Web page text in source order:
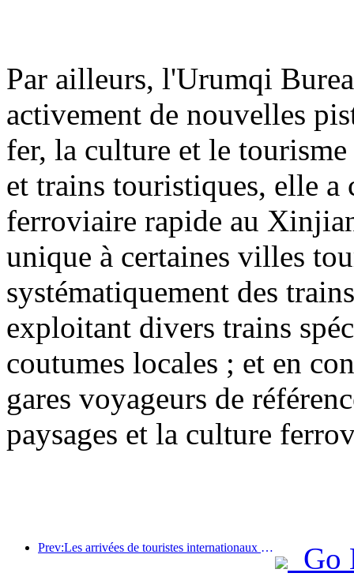
Par ailleurs, l'Urumqi
activement de nouvelles
fer, la culture et le
et trains touristiques, elle a
ferroviaire rapide au
unique à certaines villes
systématiquement des
exploitant divers trains
coutumes locales ; et en
gares voyageurs de
paysages et la culture
Prev:Les arrivées de touristes internationaux dans le monde ont augmenté de 5 % en glissement annuel au premier semestre de l'année
Go